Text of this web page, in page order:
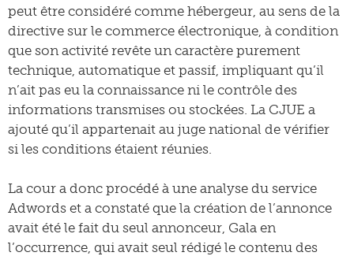
peut être considéré comme hébergeur, au sens de la
directive sur le commerce électronique, à condition
que son activité revête un caractère purement
technique, automatique et passif, impliquant qu’il
n’ait pas eu la connaissance ni le contrôle des
informations transmises ou stockées. La CJUE a
ajouté qu’il appartenait au juge national de vérifier
si les conditions étaient réunies.
La cour a donc procédé à une analyse du service
Adwords et a constaté que la création de l’annonce
avait été le fait du seul annonceur, Gala en
l’occurrence, qui avait seul rédigé le contenu des